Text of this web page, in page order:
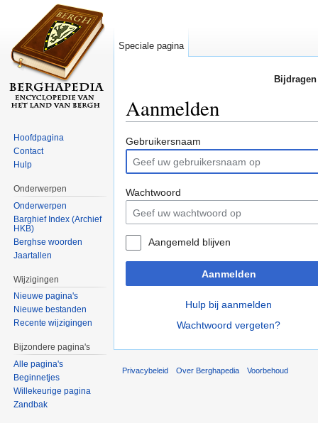
Aanmelden
Gebruikersnaam
Wachtwoord
Aangemeld blijven
Aanmelden
Hulp bij aanmelden
Wachtwoord vergeten?
Speciale pagina
Hoofdpagina
Contact
Hulp
Onderwerpen
Onderwerpen
Barghief Index (Archief
HKB)
Berghse woorden
Jaartallen
Wijzigingen
Nieuwe pagina's
Nieuwe bestanden
Recente wijzigingen
Bijzondere pagina's
Alle pagina's
Beginnetjes
Willekeurige pagina
Zandbak
Privacybeleid Over Berghapedia Voorbehoud